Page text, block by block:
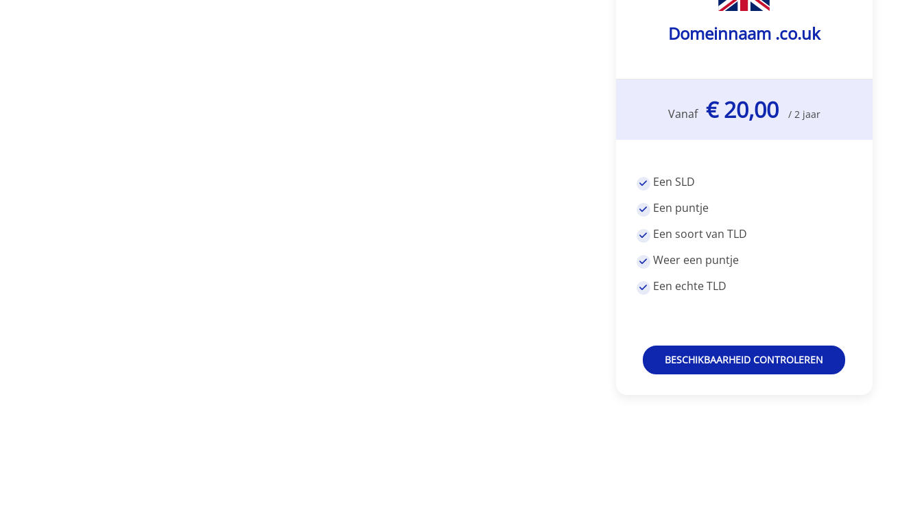
Domeinnaam .co.uk
Vanaf € 20,00 / 2 jaar
Een SLD
Een puntje
Een soort van TLD
Weer een puntje
Een echte TLD
BESCHIKBAARHEID CONTROLEREN